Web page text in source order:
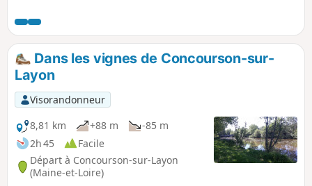
religieux : deux statues de la Vierge et une
chapelle.
Dans les vignes de Concourson-sur-
Layon
Visorandonneur
8,81 km
+88 m
-85 m
2h 45
Facile
Départ à Concourson-sur-Layon
(Maine-et-Loire)